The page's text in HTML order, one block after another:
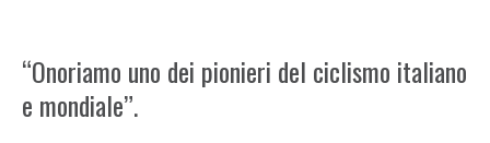
“Onoriamo uno dei pionieri del ciclismo italiano
e mondiale”.